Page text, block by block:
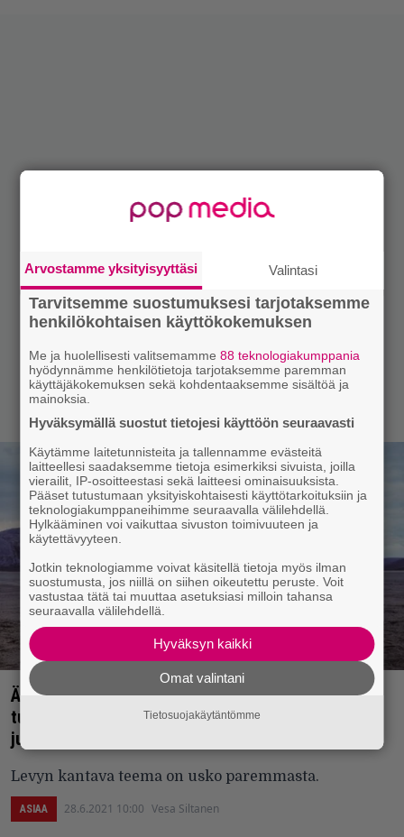
Älä pelkää elämää, viestittää Haloo Helsinki!
tulevalla levyllään – Odotetun albumin
julkaisupäivä varmistui
Levyn kantava teema on usko paremmasta.
ASIAA 28.6.2021 10:00 Vesa Siltanen
Arvostamme yksityisyyttäsi Valintasi
Tarvitsemme suostumuksesi tarjotaksemme
henkilökohtaisen käyttökokemuksen
Me ja huolellisesti valitsemamme88 teknologiakumppania
hyödynnämme henkilötietoja tarjotaksemme paremman
käyttäjäkokemuksen sekä kohdentaaksemme sisältöä ja
mainoksia.
Hyväksymällä suostut tietojesi käyttöön seuraavasti
Käytämme laitetunnisteita ja tallennamme evästeitä
laitteellesi saadaksemme tietoja esimerkiksi sivuista, joilla
vierailit, IP-osoitteestasi sekä laitteesi ominaisuuksista.
Pääset tutustumaan yksityiskohtaisesti käyttötarkoituksiin ja
teknologiakumppaneihimme seuraavalla välilehdellä.
Hylkääminen voi vaikuttaa sivuston toimivuuteen ja
käytettävyyteen.
Jotkin teknologiamme voivat käsitellä tietoja myös ilman
suostumusta, jos niillä on siihen oikeutettu peruste. Voit
vastustaa tätä tai muuttaa asetuksiasi milloin tahansa
seuraavalla välilehdellä.
Hyväksyn kaikki
Omat valintani
Tietosuojakäytäntömme